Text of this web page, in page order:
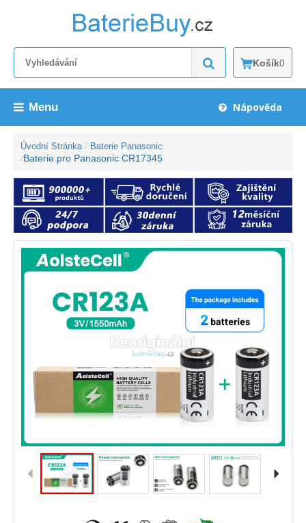
Košík0
Menu Nápověda
Úvodní Stránka Baterie Panasonic
Baterie pro Panasonic CR17345